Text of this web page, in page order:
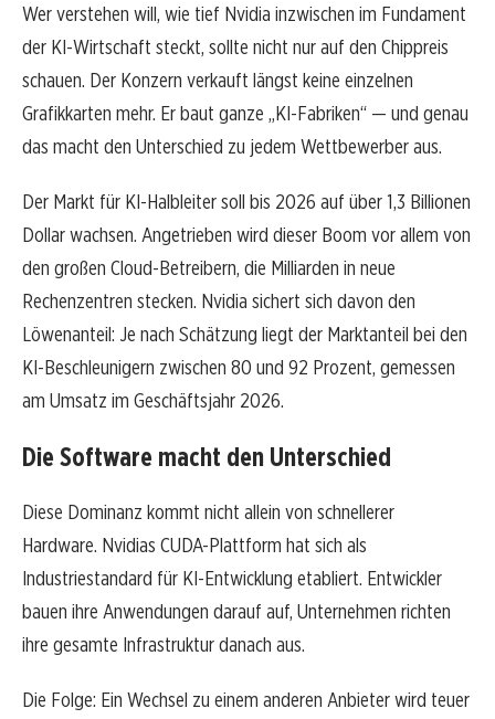
Wer verstehen will, wie tief Nvidia inzwischen im Fundament
der KI-Wirtschaft steckt, sollte nicht nur auf den Chippreis
schauen. Der Konzern verkauft längst keine einzelnen
Grafikkarten mehr. Er baut ganze „KI-Fabriken“ — und genau
das macht den Unterschied zu jedem Wettbewerber aus.
Der Markt für KI-Halbleiter soll bis 2026 auf über 1,3 Billionen
Dollar wachsen. Angetrieben wird dieser Boom vor allem von
den großen Cloud-Betreibern, die Milliarden in neue
Rechenzentren stecken. Nvidia sichert sich davon den
Löwenanteil: Je nach Schätzung liegt der Marktanteil bei den
KI-Beschleunigern zwischen 80 und 92 Prozent, gemessen
am Umsatz im Geschäftsjahr 2026.
Die Software macht den Unterschied
Diese Dominanz kommt nicht allein von schnellerer
Hardware. Nvidias CUDA-Plattform hat sich als
Industriestandard für KI-Entwicklung etabliert. Entwickler
bauen ihre Anwendungen darauf auf, Unternehmen richten
ihre gesamte Infrastruktur danach aus.
Die Folge: Ein Wechsel zu einem anderen Anbieter wird teuer